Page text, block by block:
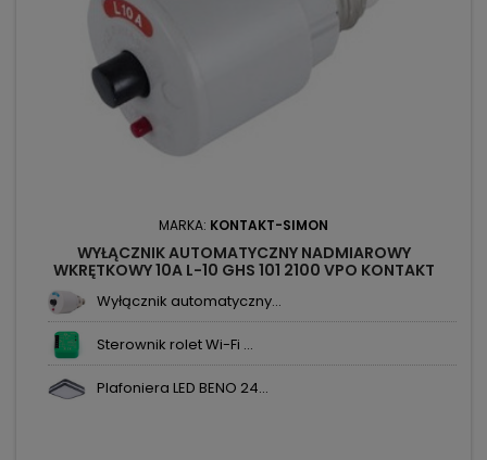
MARKA: KONTAKT-SIMON
WYŁĄCZNIK AUTOMATYCZNY NADMIAROWY
WKRĘTKOWY 10A L-10 GHS 101 2100 VPO KONTAKT
Wyłącznik automatyczny...
Sterownik rolet Wi-Fi ...
Plafoniera LED BENO 24...